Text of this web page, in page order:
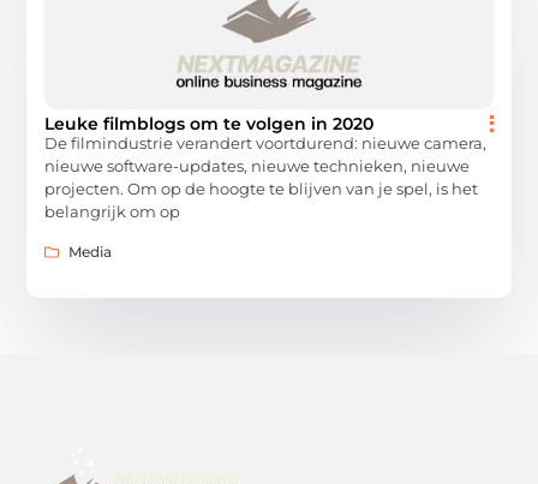
Leuke filmblogs om te volgen in 2020
De filmindustrie verandert voortdurend: nieuwe camera,
nieuwe software-updates, nieuwe technieken, nieuwe
projecten. Om op de hoogte te blijven van je spel, is het
belangrijk om op
Media